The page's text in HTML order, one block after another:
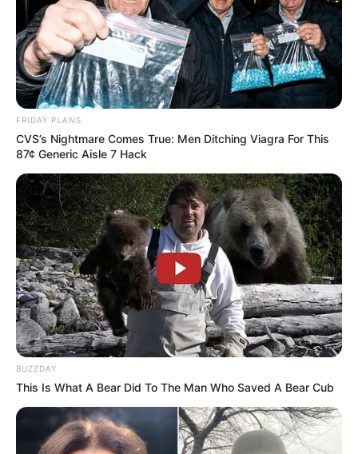
У селі на Закарпатті жінки взялися засипати
джерело, з якого люди набирали питну воду: що
сталося? (фото, відео)
До $20 тисяч за «списання»: на Закарпатті
розслідують схему з військовозобов’язаними —
ТЦК
У Ясінянській громаді відкрили черговий простір
психологічної підтримки (фото)
Категорії
Без рубрики
Гарячi
Культура
Нам пишуть
FRIDAY PLANS
CVS’s Nightmare Comes True: Men Ditching Viagra For This
87¢ Generic Aisle 7 Hack
BUZZDAY
This Is What A Bear Did To The Man Who Saved A Bear Cub